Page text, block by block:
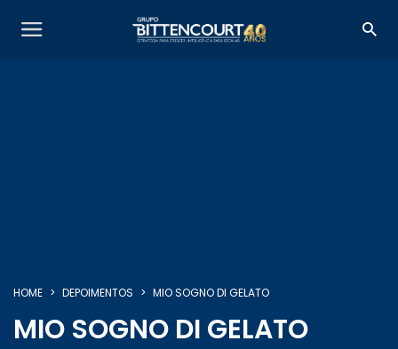
INSIGHTS
HOME DEPOIMENTOS MIO SOGNO DI GELATO
MIO SOGNO DI GELATO